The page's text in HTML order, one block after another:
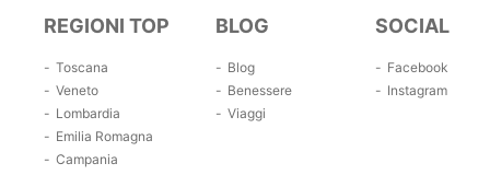
REGIONI TOP
Toscana
Veneto
Lombardia
Emilia Romagna
Campania
BLOG
Blog
Benessere
Viaggi
SOCIAL
Facebook
Instagram